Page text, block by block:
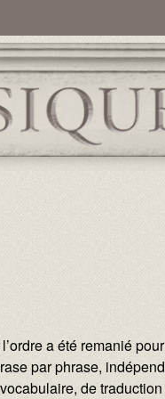
a été remanié
par phrase,
de